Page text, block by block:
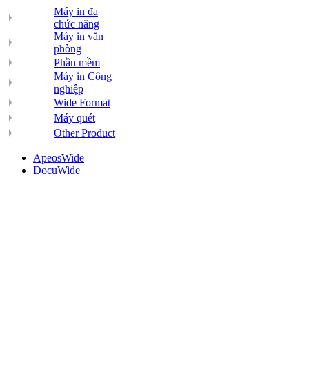
Máy in đa
chức năng
Máy in văn
phòng
Phần mềm
Máy in Công
nghiệp
Wide Format
Máy quét
Other Product
ApeosWide
DocuWide